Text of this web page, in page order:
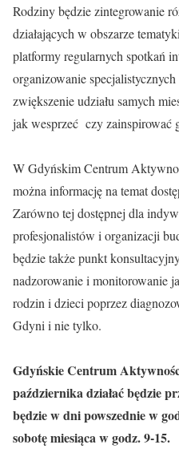
Rodziny będzie zintegrowanie
działających w obszarze
platformy regularnych spotkań
organizowanie
zwiększenie udziału samych
jak wesprzeć czy zainspirować
W Gdyńskim Centrum
można informację na temat
Zarówno tej dostępnej dla
profesjonalistów i organizacji
będzie także punkt
nadzorowanie i monitorowanie
rodzin i dzieci poprzez
Gdyni i nie tylko.
Gdyńskie Centrum
października działać będzie
będzie w dni powszednie w
sobotę miesiąca w godz. 9-15.